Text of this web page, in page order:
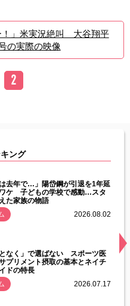
！」米実況絶叫 大谷翔平
の実際の映像
2
ング
は去年で…」陽岱鋼が引退を1年延
ケ 子どもの学校で感動…スタ
た家族の物語
2026.08.02
となく」で選ばない スポーツ医
プリメント摂取の基本とネイチ
ドの特長
2026.07.17